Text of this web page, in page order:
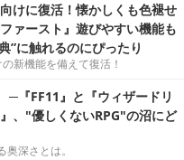
けに復活！懐かしくも色褪せ
ァースト』遊びやすい機能も
”に触れるのにぴったり
新機能を備えて復活！
─『FF11』と『ウィザードリ
、"優しくないRPG"の沼にど
深さとは。